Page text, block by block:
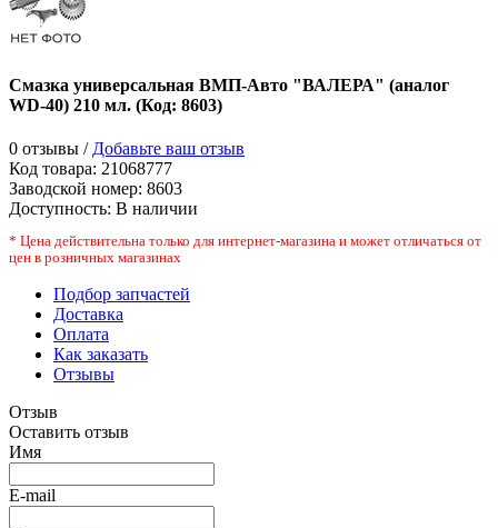
Смазка универсальная ВМП-Авто "ВАЛЕРА" (аналог
WD-40) 210 мл. (Код: 8603)
0 отзывы / Добавьте ваш отзыв
Код товара: 21068777
Заводской номер: 8603
Доступность: В наличии
* Цена действительна только для интернет-магазина и может отличаться от
цен в розничных магазинах
Подбор запчастей
Доставка
Оплата
Как заказать
Отзывы
Отзыв
Оставить отзыв
Имя
E-mail